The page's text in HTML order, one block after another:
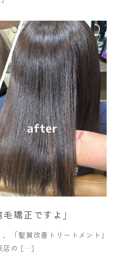
矯正ですよ」
「髪質改善トリートメント」
店の […]